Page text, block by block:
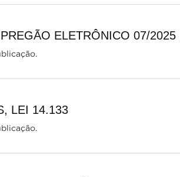
ELETRÔNICO 07/
LEI 14.133